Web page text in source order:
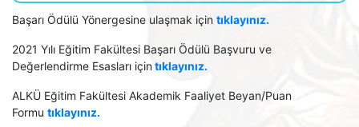
Başarı Ödülü Yönergesine ulaşmak için tıklayınız.
2021 Yılı Eğitim Fakültesi Başarı Ödülü Başvuru ve
Değerlendirme Esasları için tıklayınız.
ALKÜ Eğitim Fakültesi Akademik Faaliyet Beyan/Puan
Formu tıklayınız.